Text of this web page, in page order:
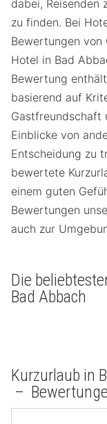
dabei, Reisenden
zu finden. Bei
Bewertungen von
Hotel in Bad
Bewertung
basierend auf
Gastfreundschaft
Einblicke von
Entscheidung zu
bewertete
einem guten
Bewertungen
auch zur
Die
Bad Abbach
Kurzurlaub in
–